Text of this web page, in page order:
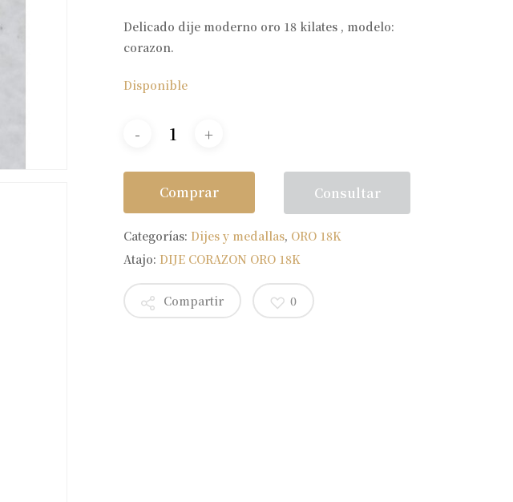
Delicado dije moderno oro 18 kilates , modelo:
corazon.
Disponible
Comprar Consultar
Categorías:Dijes y medallas, ORO 18K
Atajo:DIJE CORAZON ORO 18K
Compartir 0